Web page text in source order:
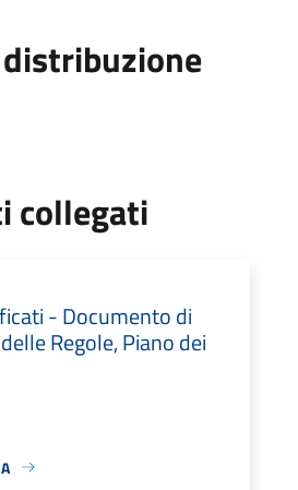
collegati
- Documento di
Regole, Piano dei